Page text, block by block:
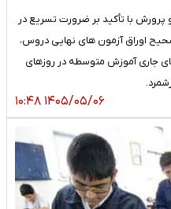
با تأکید بر ضرورت تسریع در
اوراق آزمون های نهایی دروس،
جاری آموزش متوسطه در روزهای
۱۴۰۵/۰۵/۰۶ ۱۰:۴۸